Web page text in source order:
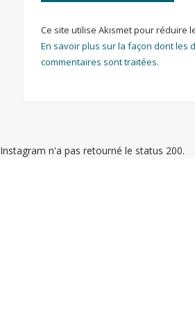
Ce site utilise Akismet pour réduire
En savoir plus sur la façon dont les
commentaires sont traitées.
Instagram n'a pas retourné le status 200.